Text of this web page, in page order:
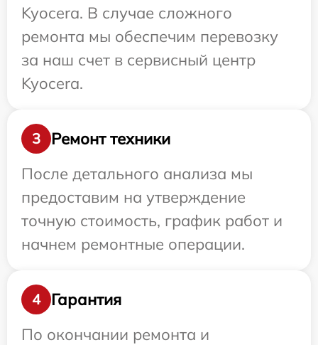
Kyocera. В случае сложного
ремонта мы обеспечим перевозку
за наш счет в сервисный центр
Kyocera.
3
Ремонт техники
После детального анализа мы
предоставим на утверждение
точную стоимость, график работ и
начнем ремонтные операции.
4
Гарантия
По окончании ремонта и